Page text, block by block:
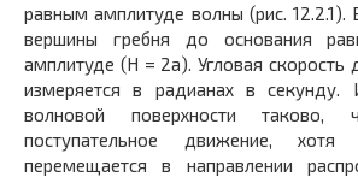
равным амплитуде волны (рис. 12.2.1).
вершины гребня до основания
амплитуде (H = 2a). Угловая скорость
измеряется в радианах в секунду.
волновой поверхности таково,
поступательное движение,
перемещается в направлении